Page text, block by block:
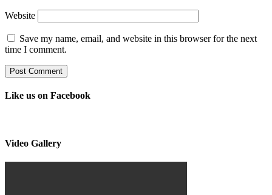
Website
Save my name, email, and website in this browser for the next
time I comment.
Like us on Facebook
Video Gallery